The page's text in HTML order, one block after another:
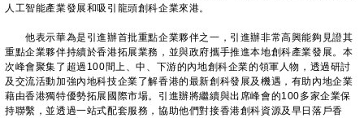
人工智能產業發展和吸引龍頭創科企業來港。
他表示華為是引進辦首批重點企業夥伴之一，引進辦非常高興能夠見證其
重點企業夥伴持續於香港拓展業務，並與政府攜手推進本地創科產業發展。本
次峰會聚集了超過100間上、中、下游的內地創科企業的領軍人物，透過研討
及交流活動加強內地科技企業了解香港的最新創科發展及機遇，有助內地企業
藉由香港獨特優勢拓展國際市場。引進辦將繼續與出席峰會的100多家企業保
持聯繫，並透過一站式配套服務，協助他們對接香港創科資源及早日落戶香